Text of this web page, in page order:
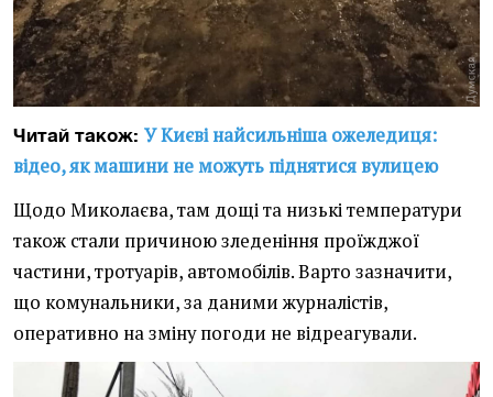
Читай також: У Києві найсильніша ожеледиця:
відео, як машини не можуть піднятися вулицею
Щодо Миколаєва, там дощі та низькі температури
також стали причиною зледеніння проїжджої
частини, тротуарів, автомобілів. Варто зазначити,
що комунальники, за даними журналістів,
оперативно на зміну погоди не відреагували.